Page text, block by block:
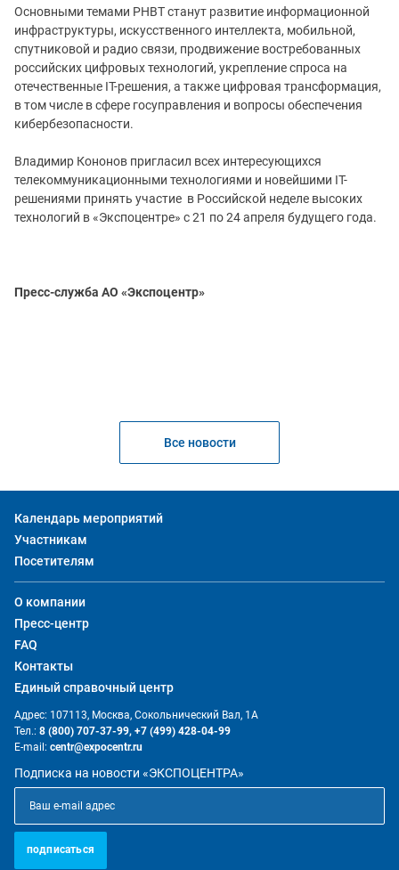
Основными темами РНВТ станут развитие информационной
инфраструктуры, искусственного интеллекта, мобильной,
спутниковой и радио связи, продвижение востребованных
российских цифровых технологий, укрепление спроса на
отечественные IT-решения, а также цифровая трансформация,
в том числе в сфере госуправления и вопросы обеспечения
кибербезопасности.
Владимир Кононов пригласил всех интересующихся
телекоммуникационными технологиями и новейшими IT-
решениями принять участие в Российской неделе высоких
технологий в «Экспоцентре» с 21 по 24 апреля будущего года.
Пресс-служба АО «Экспоцентр»
Все новости
Календарь мероприятий
Участникам
Посетителям
О компании
Пресс-центр
FAQ
Контакты
Единый справочный центр
Адрес: 107113, Москва, Сокольнический Вал, 1А
Тел.: 8 (800) 707-37-99, +7 (499) 428-04-99
E-mail: centr@expocentr.ru
Подписка на новости «ЭКСПОЦЕНТРА»
подписаться